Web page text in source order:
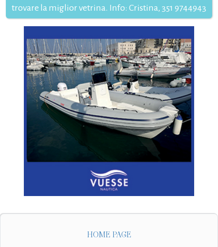
trovare la miglior vetrina. Info: Cristina, 351 9744943
HOME PAGE